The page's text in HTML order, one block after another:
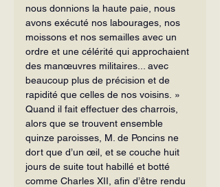
nous donnions la haute paie, nous
avons exécuté nos labourages, nos
moissons et nos semailles avec un
ordre et une célérité qui approchaient
des manœuvres militaires... avec
beaucoup plus de précision et de
rapidité que celles de nos voisins. »
Quand il fait effectuer des charrois,
alors que se trouvent ensemble
quinze paroisses, M. de Poncins ne
dort que d’un œil, et se couche huit
jours de suite tout habillé et botté
comme Charles XII, afin d’être rendu